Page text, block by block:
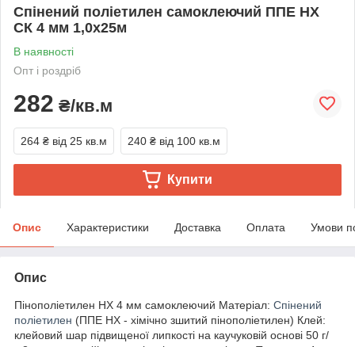
Спінений поліетилен самоклеючий ППЕ НХ
СК 4 мм 1,0х25м
В наявності
Опт і роздріб
282 ₴/кв.м
264 ₴ від 25 кв.м 240 ₴ від 100 кв.м
Купити
Опис Характеристики Доставка Оплата Умови
Опис
Пінополіетилен НХ 4 мм самоклеючий Матеріал: Спінений
поліетилен (ППЕ НХ - хімічно зшитий пінополіетилен) Клей:
клейовий шар підвищеної липкості на каучуковій основі 50 г/